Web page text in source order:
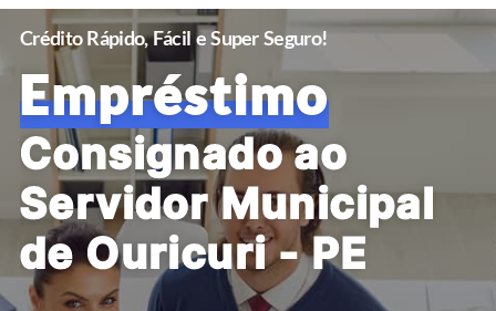
Crédito Rápido, Fácil e Super Seguro!
Empréstimo
Consignado ao
Servidor Municipal
de Ouricuri - PE